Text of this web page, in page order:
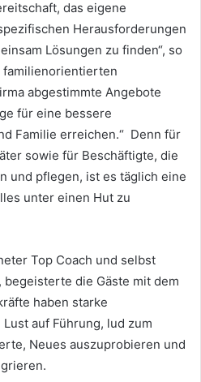
das eigene
Herausforderungen
Lösungen zu finden“, so
familienorientierten
abgestimmte Angebote
für eine bessere
Familie erreichen.“ Denn für
sowie für Beschäftigte, die
und pflegen, ist es täglich eine
unter einen Hut zu
Top Coach und selbst
die Gäste mit dem
haben starke
auf Führung, lud zum
Neues auszuprobieren und